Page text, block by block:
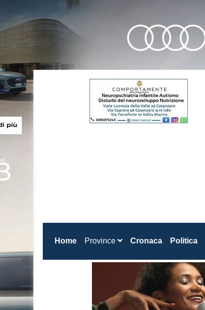
Home(current)
Province Cronaca Politica